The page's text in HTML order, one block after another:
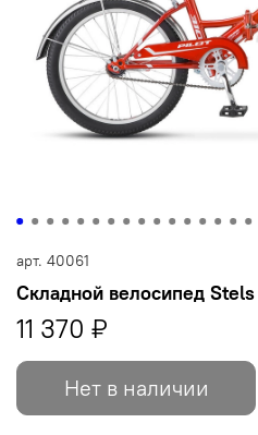
арт. 40061
Складной велосипед
11 370 ₽
Нет в наличии